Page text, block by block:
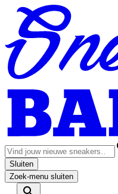
Sluiten
Zoek-menu sluiten